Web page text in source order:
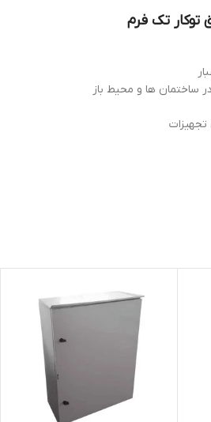
توکار تک فرم
ساختمان ها و محیط باز